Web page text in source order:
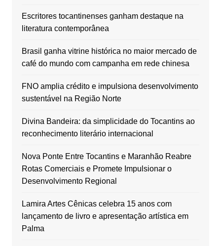
Escritores tocantinenses ganham destaque na
literatura contemporânea
Brasil ganha vitrine histórica no maior mercado de
café do mundo com campanha em rede chinesa
FNO amplia crédito e impulsiona desenvolvimento
sustentável na Região Norte
Divina Bandeira: da simplicidade do Tocantins ao
reconhecimento literário internacional
Nova Ponte Entre Tocantins e Maranhão Reabre
Rotas Comerciais e Promete Impulsionar o
Desenvolvimento Regional
Lamira Artes Cênicas celebra 15 anos com
lançamento de livro e apresentação artística em
Palma